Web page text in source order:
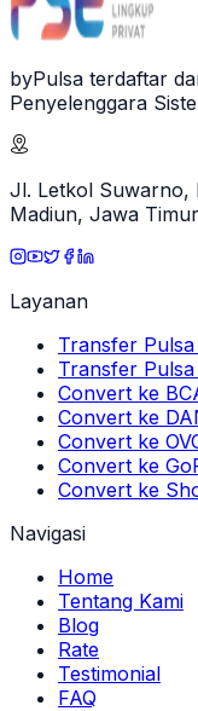
byPulsa terdaftar
Penyelenggara
Jl. Letkol Suwarno,
Madiun, Jawa
Layanan
Transfer
Transfer
Convert ke
Convert ke
Convert ke
Convert ke
Convert ke
Navigasi
Home
Tentang Kami
Blog
Rate
Testimonial
FAQ